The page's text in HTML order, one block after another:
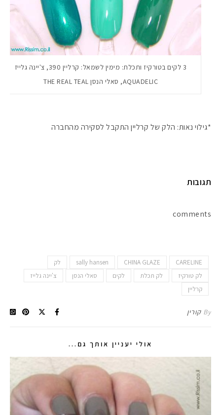
3 לקים בטורקיז ותכלת: מימין לשמאל: קרליין 390, צ'יינה גלייז
AQUADELIC, סאלי הנסן THE REAL TEAL
*גילוי נאות: הלק של קרליין התקבל לסקירה מהחברה
תגובות
comments
CARELINE
CHINA GLAZE
sally hansen
לק
לק טורקיז
לק תכלת לקים סאלי הנסן
צ'יינה גלייז
קרליין
By קורין
אולי יעניין אותך גם...